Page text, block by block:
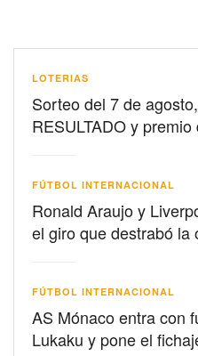
LOTERIAS
Sorteo del 7 de
RESULTADO y
FÚTBOL INTERNACIONAL
Ronald Araujo y
el giro que destrabó la
FÚTBOL INTERNACIONAL
AS Mónaco entra con
Lukaku y pone el